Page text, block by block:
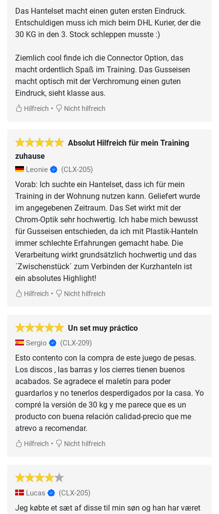
Das Hantelset macht einen guten ersten Eindruck.
Entschuldigen muss ich mich beim DHL Kurier, der die
30 KG in den 3. Stock schleppen musste :)
Ziemlich cool finde ich die Connector Option, das
macht ordentlich Spaß im Training. Das Gusseisen
macht optisch mit der Verchromung einen guten
Eindruck, sieht klasse aus.
Hilfreich • Nicht hilfreich
Absolut Hilfreich für mein Training
zuhause
Leonie (CLX-205)
Vorab: Ich suchte ein Hantelset, dass ich für mein
Training in der Wohnung nutzen kann. Geliefert wurde
im angegebenen Zeitraum. Das Set wirkt mit der
Chrom-Optik sehr hochwertig. Ich habe mich bewusst
für Gusseisen entschieden, da ich mit Plastik-Hanteln
immer schlechte Erfahrungen gemacht habe. Die
Verarbeitung wirkt grundsätzlich hochwertig und das
´Zwischenstück´ zum Verbinden der Kurzhanteln ist
ein absolutes Highlight!
Hilfreich • Nicht hilfreich
Un set muy práctico
Sergio (CLX-209)
Esto contento con la compra de este juego de pesas.
Los discos , las barras y los cierres tienen buenos
acabados. Se agradece el maletín para poder
guardarlos y no tenerlos desperdigados por la casa. Yo
compré la versión de 30 kg y me parece que es un
producto con buena relación calidad-precio que me
atrevo a recomendar.
Hilfreich • Nicht hilfreich
Lucas (CLX-205)
Jeg købte et sæt af disse til min søn og han har været